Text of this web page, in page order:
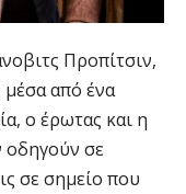
Προπίτσιν,
μέσα από ένα
o έρωτας και η
οδηγούν σε
σε σημείο που